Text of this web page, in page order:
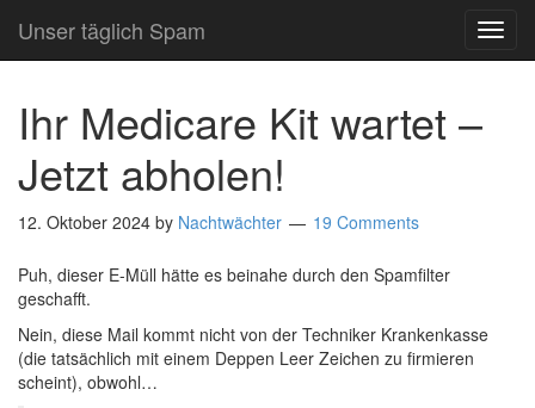
Unser täglich Spam
Ihr Medicare Kit wartet –
Jetzt abholen!
12. Oktober 2024 by Nachtwächter 19 Comments
Puh, dieser E-Müll hätte es beinahe durch den Spamfilter
geschafft.
Nein, diese Mail kommt nicht von der Techniker Krankenkasse
(die tatsächlich mit einem Deppen Leer Zeichen zu firmieren
scheint), obwohl…